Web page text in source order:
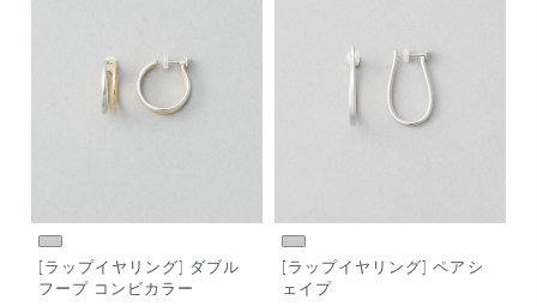
[ラップイヤリング] ダブル
フープ コンビカラー
[ラップイヤリング] ペアシ
ェイプ